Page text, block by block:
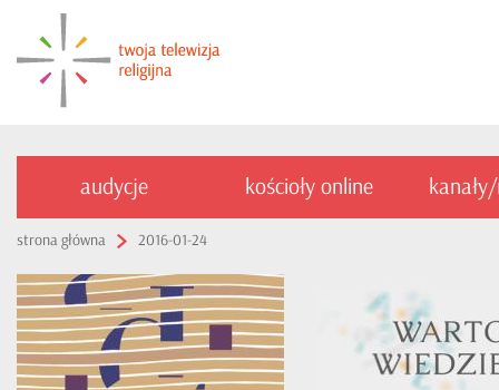
audycje kościoły online
strona główna 2016-01-24